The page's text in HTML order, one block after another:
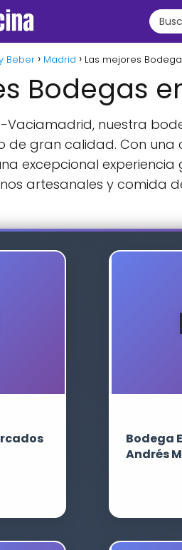
Beber Madrid Las mejores
Bodegas
Vaciamadrid, nuestra
de gran calidad. Con
excepcional
artesanales y comida
Bodega
Andrés